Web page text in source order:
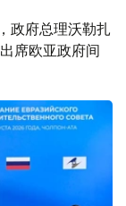
政府总理沃勒扎
席欧亚政府间